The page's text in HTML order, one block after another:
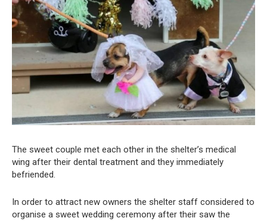
The sweet couple met each other in the shelter’s medical
wing after their dental treatment and they immediately
befriended.
In order to attract new owners the shelter staff considered to
organise a sweet wedding ceremony after their saw the